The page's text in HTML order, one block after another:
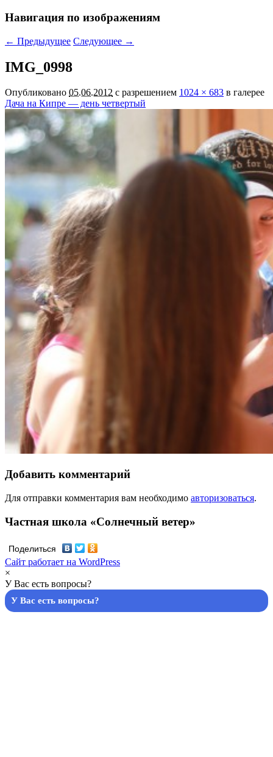
Навигация по изображениям
← Предыдущее Следующее →
IMG_0998
Опубликовано 05.06.2012 с разрешением 1024 × 683 в галерее
Дача на Кипре — день четвертый
Добавить комментарий
Для отправки комментария вам необходимо авторизоваться.
Частная школа «Солнечный ветер»
Поделиться
Сайт работает на WordPress
×
У Вас есть вопросы?
У Вас есть вопросы?